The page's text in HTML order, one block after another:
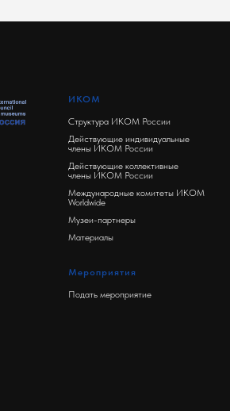
ИКОМ
Структура ИКОМ России
Действующие индивидуальные
члены ИКОМ России
Действующие коллективные
члены ИКОМ России
Международные комитеты ИКОМ
Worldwide
Музеи-партнеры
Материалы
Мероприятия
Подать мероприятие